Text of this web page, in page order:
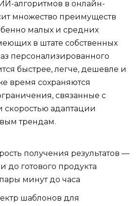
алгоритмов в онлайн-
множество преимуществ
малых и средних
в штате собственных
персонализированного
быстрее, легче, дешевле и
время сохраняются
связанные с
скоростью адаптации
трендам.
получения результатов —
до готового продукта
минут до часа
шаблонов для